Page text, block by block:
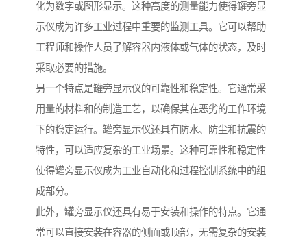
化为数字或图形显示。这种高度的测量能力使得罐旁显
示仪成为许多工业过程中重要的监测工具。它可以帮助
工程师和操作人员了解容器内液体或气体的状态，及时
采取必要的措施。
另一个特点是罐旁显示仪的可靠性和稳定性。它通常采
用量的材料和的制造工艺，以确保其在恶劣的工作环境
下的稳定运行。罐旁显示仪还具有防水、防尘和抗震的
特性，可以适应复杂的工业场景。这种可靠性和稳定性
使得罐旁显示仪成为工业自动化和过程控制系统中的组
成部分。
此外，罐旁显示仪还具有易于安装和操作的特点。它通
常可以直接安装在容器的侧面或顶部，无需复杂的安装